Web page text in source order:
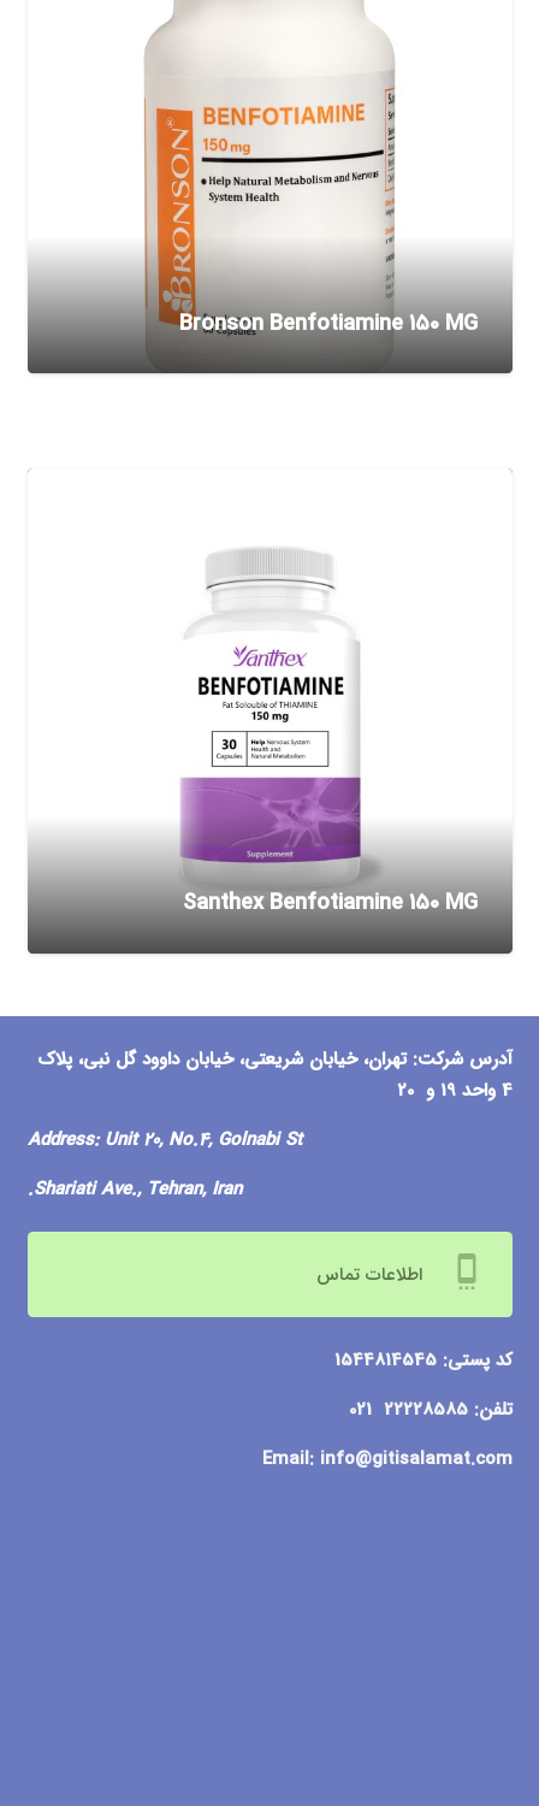
Bronson Benfotiamine 150 MG
Santhex Benfotiamine 150 MG
آدرس شرکت: تهران، خیابان شریعتی، خیابان داوود گل نبی، پلاک
4 واحد 19 و 20
Address:Unit 20, No.4, Golnabi St
Shariati Ave., Tehran, Iran.
settings_cell اطلاعات تماس
کد پستی: 1544814545
تلفن: 22228585 021
Email: info@gitisalamat.com